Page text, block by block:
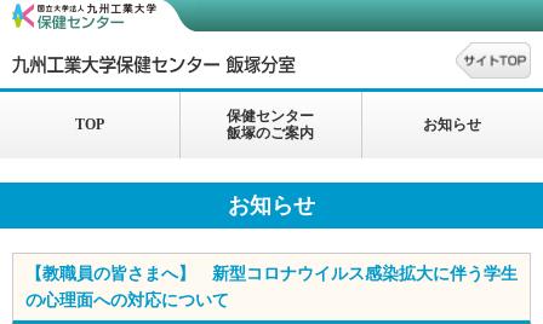
TOP
保健センター
飯塚のご案内
お知らせ
お知らせ
【教職員の皆さまへ】 新型コロナウイルス感染拡大に伴う学生
の心理面への対応について